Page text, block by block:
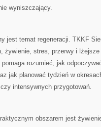
wyniszczający.
jest temat regeneracji. TKKF
żywienie, stres, przerwy i
pomaga rozumieć, jak
jak planować tydzień w
intensywnych przygotowań.
obszarem jest